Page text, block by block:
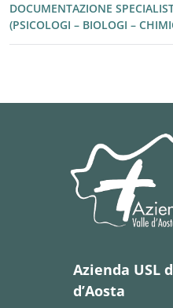
DOCUMENTAZIONE
(PSICOLOGI – BIOLOGI –
Azienda USL
d’Aosta